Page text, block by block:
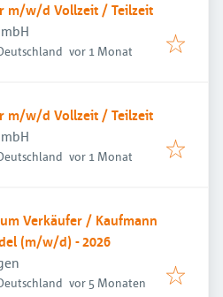
m/w/d Vollzeit / Teilzeit
Veröffentlicht
vor 1 Monat
m/w/d Vollzeit / Teilzeit
Veröffentlicht
vor 1 Monat
Verkäufer / Kaufmann
(m/w/d) - 2026
Veröffentlicht:
vor 5 Monaten